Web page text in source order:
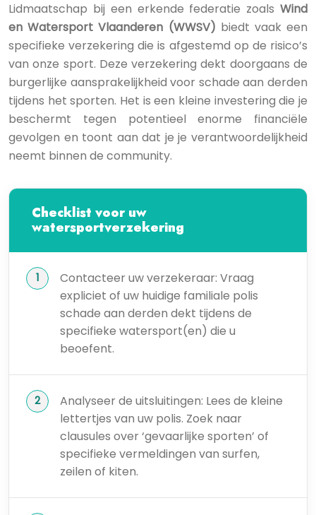
Lidmaatschap bij een erkende federatie zoals Wind
en Watersport Vlaanderen (WWSV) biedt vaak een
specifieke verzekering die is afgestemd op de risico’s
van onze sport. Deze verzekering dekt doorgaans de
burgerlijke aansprakelijkheid voor schade aan derden
tijdens het sporten. Het is een kleine investering die je
beschermt tegen potentieel enorme financiële
gevolgen en toont aan dat je je verantwoordelijkheid
neemt binnen de community.
Checklist voor uw
watersportverzekering
Contacteer uw verzekeraar: Vraag
expliciet of uw huidige familiale polis
schade aan derden dekt tijdens de
specifieke watersport(en) die u
beoefent.
Analyseer de uitsluitingen: Lees de kleine
lettertjes van uw polis. Zoek naar
clausules over ‘gevaarlijke sporten’ of
specifieke vermeldingen van surfen,
zeilen of kiten.